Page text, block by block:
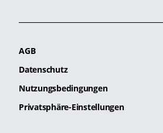
AGB
Datenschutz
Nutzungsbedingungen
Privatsphäre-Einstellungen